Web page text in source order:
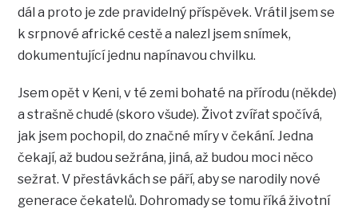
dál a proto je zde pravidelný příspěvek. Vrátil jsem se
k srpnové africké cestě a nalezl jsem snímek,
dokumentující jednu napínavou chvilku.
Jsem opět v Keni, v té zemi bohaté na přírodu (někde)
a strašně chudé (skoro všude). Život zvířat spočívá,
jak jsem pochopil, do značné míry v čekání. Jedna
čekají, až budou sežrána, jiná, až budou moci něco
sežrat. V přestávkách se páří, aby se narodily nové
generace čekatelů. Dohromady se tomu říká životní